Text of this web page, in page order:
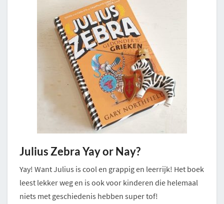
Julius Zebra Yay or Nay?
Yay! Want Julius is cool en grappig en leerrijk! Het boek
leest lekker weg en is ook voor kinderen die helemaal
niets met geschiedenis hebben super tof!